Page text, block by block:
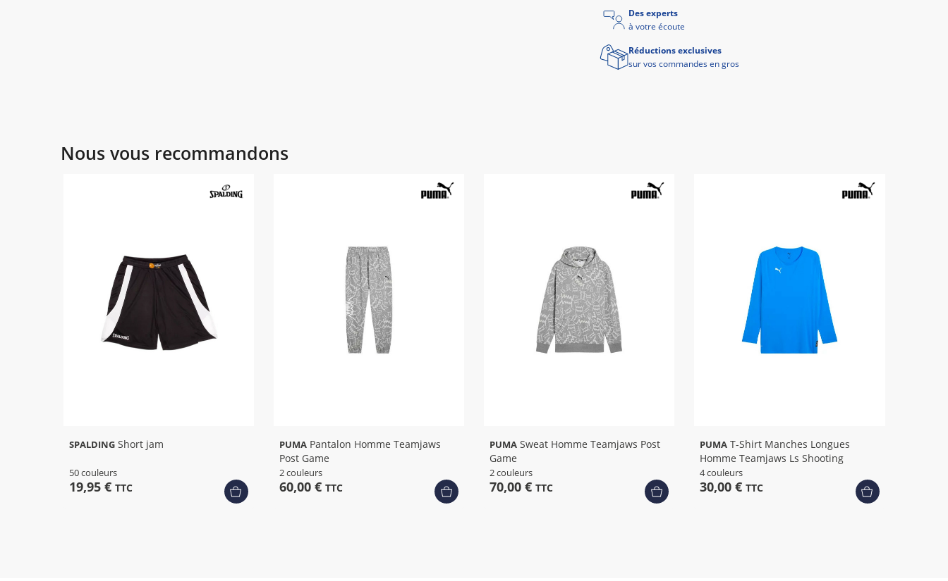
Des experts
à votre écoute
Réductions exclusives
sur vos commandes en gros
Nous vous recommandons
SPALDING Short jam
50 couleurs
19,95 € TTC
PUMAPantalon Homme Teamjaws
Post Game
2 couleurs
60,00 € TTC
PUMA
Game
2 couleurs
70,00 € TTC
PUMA T-Shirt Manches Longues
Homme Teamjaws Ls Shooting
4 couleurs
30,00 €TTC